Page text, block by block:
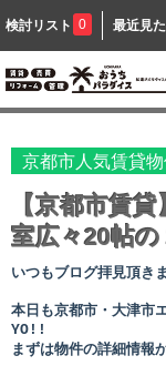
検討リスト 0 最近見
京都市人気賃貸物
【京都市賃
室広々20帖
いつもブログ拝見頂き
本日も京都市・大津市
YO!!
まずは物件の詳細情報